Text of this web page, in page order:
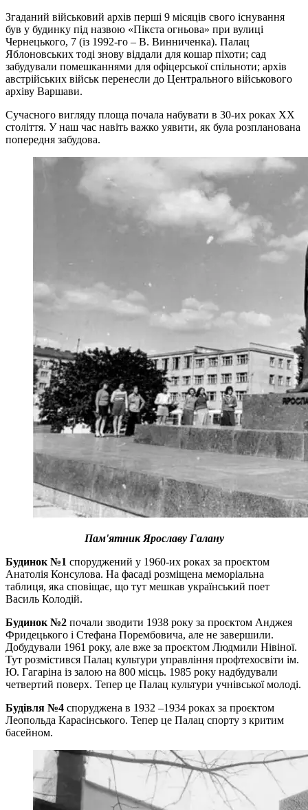
Згаданий військовий архів перші 9 місяців свого існування
був у будинку під назвою «Пікєта огньова» при вулиці
Чернецького, 7 (із 1992-го – В. Винниченка). Палац
Яблоновських тоді знову віддали для кошар піхоти; сад
забудували помешканнями для офіцерської спільноти; архів
австрійських військ перенесли до Центрального військового
архіву Варшави.
Сучасного вигляду площа почала набувати в 30-их роках ХХ
століття. У наш час навіть важко уявити, як була розпланована
попередня забудова.
Пам'ятник Ярославу Галану
Будинок №1 споруджений у 1960-их роках за проєктом
Анатолія Консулова. На фасаді розміщена меморіальна
таблиця, яка сповіщає, що тут мешкав український поет
Василь Колодій.
Будинок №2 почали зводити 1938 року за проєктом Анджея
Фридецького і Стефана Порембовича, але не завершили.
Добудували 1961 року, але вже за проєктом Людмили Нівіної.
Тут розмістився Палац культури управління профтехосвіти ім.
Ю. Гагаріна із залою на 800 місць. 1985 року надбудували
четвертий поверх. Тепер це Палац культури учнівської молоді.
Будівля №4 споруджена в 1932 –1934 роках за проєктом
Леопольда Карасінського. Тепер це Палац спорту з критим
басейном.